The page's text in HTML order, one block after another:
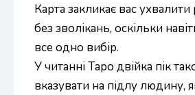
Карта закликає вас
без зволікань, оскільки
все одно вибір.
У читанні Таро двійка пік
вказувати на підлу людину,